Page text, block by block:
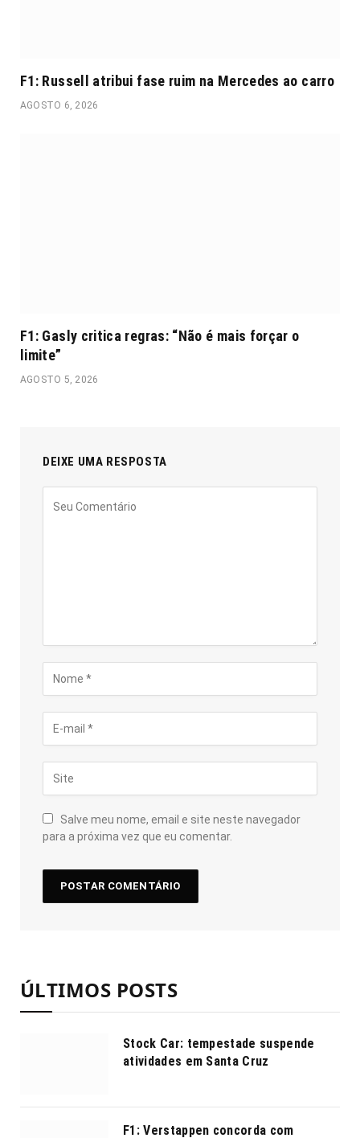
F1: Russell atribui fase ruim na Mercedes ao carro
AGOSTO 6, 2026
F1: Gasly critica regras: “Não é mais forçar o
limite”
AGOSTO 5, 2026
DEIXE UMA RESPOSTA
Salve meu nome, email e site neste navegador
para a próxima vez que eu comentar.
ÚLTIMOS POSTS
Stock Car: tempestade suspende
atividades em Santa Cruz
F1: Verstappen concorda com